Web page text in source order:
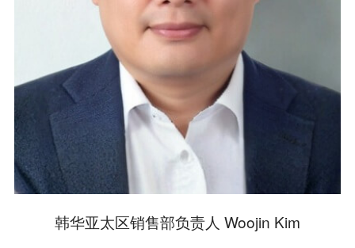
韩华亚太区销售部负责人 Woojin Kim